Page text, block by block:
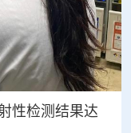
性检测结果达